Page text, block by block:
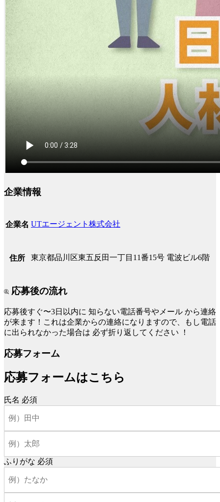
企業情報
企業名 UTエージェント株式会社
住所 東京都品川区東五反田一丁目11番15号 電波ビル6階
応募後の流れ
応募後すぐ〜3日以内に 知らない電話番号やメール から連絡
が来ます！これは企業からの連絡になりますので、もし電話
に出られなかった場合は 必ず折り返してください ！
応募フォーム
応募フォームはこちら
氏名 必須
ふりがな 必須